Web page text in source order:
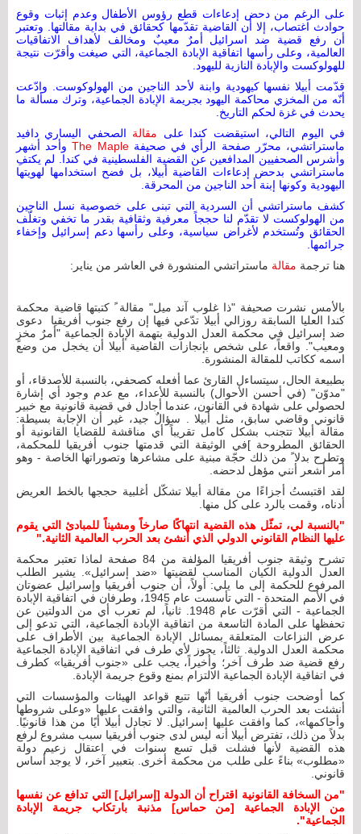
على الرغم من دحض إدعاءات قطع رؤوس الأطفال وعدم إثبات وقوع
حوادث اغتصاب، إلا أن القاضية تقدّمها كحقائق في بداية مقالتها. وتعتبر
أن رفع قضية ضد اسرائيل أمرٌ معيبٌ ومخالف لأهداف الاتفاقيات
العالمية، وعلى رأسها اتفاقية الإبادة الجماعية، التي صيغت وأقرّت نتيجة
للهولوكست والإبادة النازية لليهود.
قدّمت أبيلا نفسها كيهودية وابنة لأحد الناجين من الهولوكوست. وادّعت
أنّه من المخزي محاكمة اليهود بجريمة الإبادة الجماعية، وترك مسألة ما
يحدث في غزة لحكم التاريخ.
في اليوم التالي، استيقضت كندا على مقالة الصحفي اليساري دافيد
ماستراتشي، محرّر صفحة الرأي في صحيفةThe Mapleوأحد أشهر
وأشرس الصحفيين المدافعين عن القضية الفلسطينية في كندا. لم يكتفِ
ماستراتشي بدحض إدعاءات القاضية أبيلا، بل فضح استخدامها لهويتها
اليهودية وكونها إبنة أحد الناجين من المحرقة.
كشف ماستراتشي أن السردية التي تبنى على خصوصية نسل الناجين
من الهولوكست لا تقدّم لنا حججاً معرفية وثقافية بقدر ما تخفي وتغلّف
الحقائق وتُستخدم لأغراض سياسية، وعلى رأسها دعم إسرائيل وإخفاء
جرائمها.
هنا ترجمة مقالة ماستراتشي المنشورة في العاشر من يناير:
بالأمس نشرت صحيفة "ذا غلوب آند ميل" مقالة ً كتبتها قاضية محكمة
كندا العليا السابقة روزالي أبيلا تدّعي فيها إن رفع جنوب أفريقيا دعوى
ضد إسرائيل في محكمة العدل الدولية بتهمة الإبادة الجماعية "أمرٌ مخزٍ
ومعيب". واقعاً، على شخص بإنجازات القاضية أبيلا أن يخجل من وضع
اسمه ككاتب للمقالة المنشورة.
بطبيعة الحال، سيتساءل القارئ عما أفعله كصحفي، بالنسبة للأصدقاء، أو
"مدوّن" (في أحسن الأحوال) بالنسبة للأعداء، مع عدم وجود أي إشارة
لحصولي على شهادة في القانون، عندما أجادل في قضية قانونية مع خبير
قانوني وقاضي سابق، مثل أبيلا . سؤالٌ جيد، غير أن الإجابة بسيطة:
مقالة أبيلا تتجنب بشكل كامل تقريباً أي مناقشة للقضايا القانونية أو
الحقائق المطروحة ]في الوثيقة التي قدمتها جنوب أفريقيا للمحكمة،
وتطرح بدلا ً من ذلك حجّة مبنية على مشاعرها وتصوراتها الخاصة - وهو
أمر أشعر أنني مؤهل لدحضه.
لقد اقتبستُ أجزاءًا من مقالة أبيلا تشكّل أغلبية حججها بالخط العريض
أدناه، وقمت بالرد على كل منها.
"بالنسبة لي، تمثّل هذه القضية انتهاكًا صارخاً ومشيناً للمبادئ التي يقوم
عليها النظام القانوني الدولي الذي أنشئ بعد الحرب العالمية الثانية."
تشرح وثيقة جنوب أفريقيا المؤلفة من 84 صفحة لماذا تعتبر محكمة
العدل الدولية الكيان المناسب لقضيتها «ضد إسرائيل». يشير الطلب
المرفوع للحكمة إلى ما يلي: أولاً، أن جنوب أفريقيا وإسرائيل عضوتان
في الأمم المتحدة - التي تأسست عام 1945، وطرفان في اتفاقية الإبادة
الجماعية - التي أقرّت عام 1948. ثانياً، لم تعرب أي من الدولتين عن
تحفظها على المادة التاسعة من اتفاقية الإبادة الجماعية، التي تدعو إلى
عرض النزاعات المتعلقة بمسائل الإبادة الجماعية بين الأطراف على
محكمة العدل الدولية. ثالثاً، يجوز لأي طرف في اتفاقية الإبادة الجماعية
رفع قضية ضد طرف آخر؛ وأخيراً، يجب على «جنوب أفريقيا» كطرف
في اتفاقية الإبادة الجماعية الالتزام بمنع وقوع جريمة الإبادة.
كما أوضحت جنوب أفريقيا أنّها تتبع قواعد الهيئات والمؤسسات التي
أنشئت بعد الحرب العالمية الثانية، والتي وافقت عليها «وعلى شروطها
وأحاكمها»، كما وافقت عليها إسرائيل. لا تجادل أبيلا أيًا من هذا قانونيًا.
بدلاً من ذلك، تفترض أبيلا أنه ليس لدى جنوب أفريقيا سبب مشروع لرفع
هذه القضية لأنها فشلت قبل تسع سنوات في اعتقال زعيم دولة
«مطلوب» بناءً على طلب من محكمة أخرى. بتعبير آخر، لا يوجد أساس
قانوني.
"من السخافة القانونية اقتراح أن الدولة [إسرائيل] التي تدافع عن نفسها
من الإبادة الجماعية [من حماس] مذنبة بارتكاب جريمة الإبادة
الجماعية".